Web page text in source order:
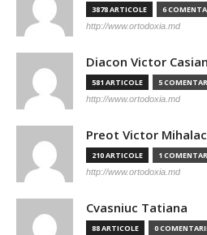
3878 ARTICOLE 6
http://www.ortodoxia.md
Diacon Victor Casian
581 ARTICOLE 5
http://www.ortodoxia.md
Preot Victor
210 ARTICOLE 1
http://www.ortodoxia.md
Cvasniuc Tatiana
88 ARTICOLE 0 COMENTARII